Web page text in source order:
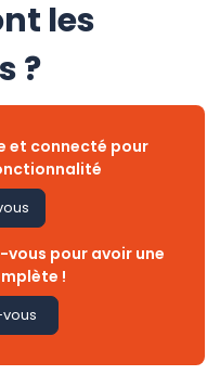
les
?
et connecté pour
vous pour avoir une
!